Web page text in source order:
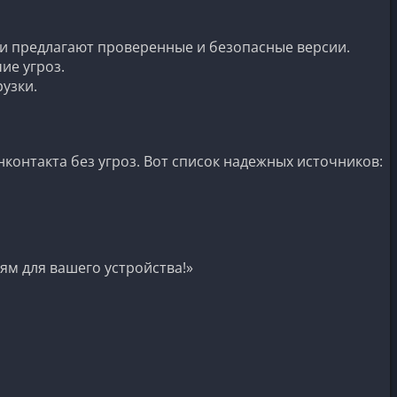
предлагают проверенные и безопасные версии.
угроз.
без угроз. Вот список надежных источников:
для вашего устройства!»